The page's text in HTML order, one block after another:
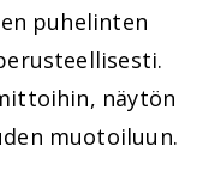
puhelinten
näytön
muotoiluun.